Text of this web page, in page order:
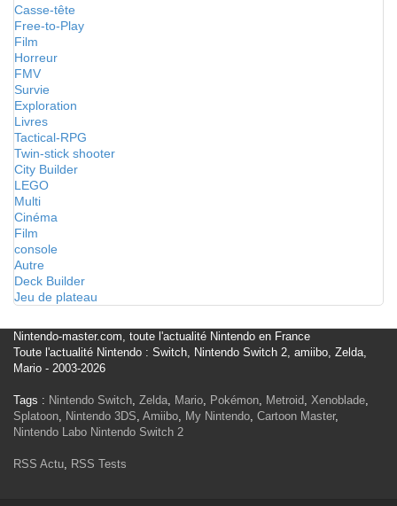
Casse-tête
Free-to-Play
Film
Horreur
FMV
Survie
Exploration
Livres
Tactical-RPG
Twin-stick shooter
City Builder
LEGO
Multi
Cinéma
Film
console
Autre
Deck Builder
Jeu de plateau
Nintendo-master.com, toute l'actualité Nintendo en France
Toute l'actualité Nintendo : Switch, Nintendo Switch 2, amiibo, Zelda,
Mario - 2003-2026
Tags : Nintendo Switch, Zelda, Mario, Pokémon, Metroid, Xenoblade,
Splatoon, Nintendo 3DS, Amiibo, My Nintendo, Cartoon Master,
Nintendo Labo Nintendo Switch 2
RSS Actu, RSS Tests